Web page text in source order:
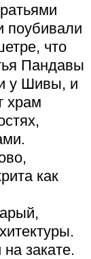
поубивали
что
Пандавы
у Шивы, и
храм
как
закате.